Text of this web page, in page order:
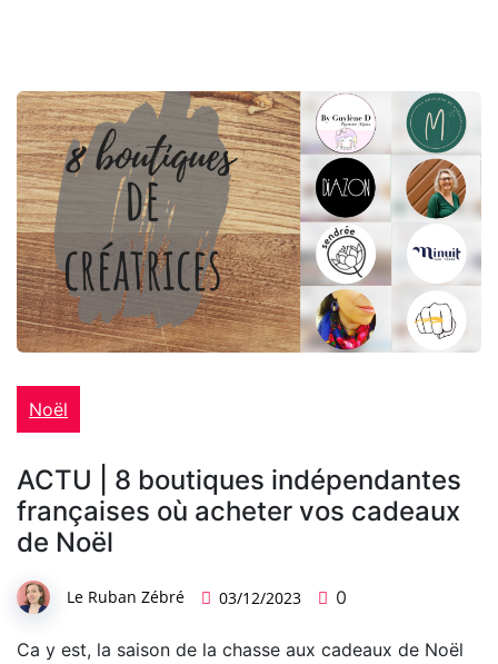
Noël
ACTU | 8 boutiques indépendantes
françaises où acheter vos cadeaux
de Noël
Le Ruban Zébré 03/12/2023 0
Ca y est, la saison de la chasse aux cadeaux de Noël